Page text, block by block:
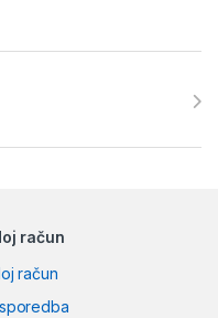
račun
račun